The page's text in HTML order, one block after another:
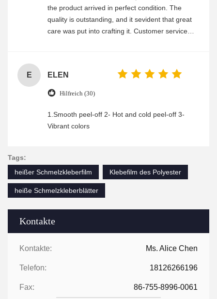
Kontakte
Kontakte: Ms. Alice Chen
Telefon: 18126266196
Fax: 86-755-8996-0061
the product arrived in perfect condition. The
quality is outstanding, and it sevident that great
care was put into crafting it. Customer service
E ELEN
Hilfreich (30)
1.Smooth peel-off 2- Hot and cold peel-off 3-
Vibrant colors
Tags:
heißer Schmelzkleberfilm
Klebefilm des Polyester
heiße Schmelzkleberblätter